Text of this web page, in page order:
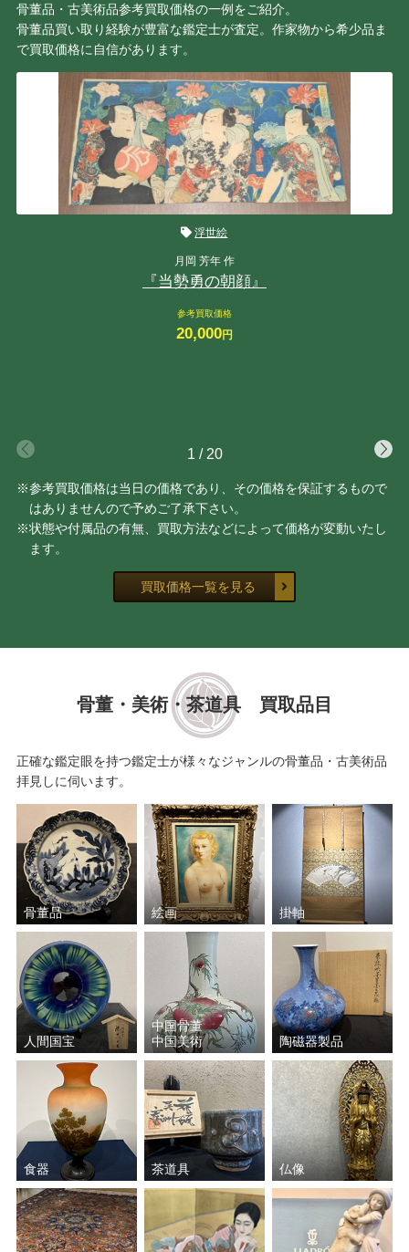
骨董品・古美術品参考買取価格の一例をご紹介。
骨董品買い取り経験が豊富な鑑定士が査定。作家物から希少品ま
で買取価格に自信があります。
浮世絵
月岡 芳年 作
『当勢勇の朝顔』
参考買取価格
20,000円
1 / 20
※参考買取価格は当日の価格であり、その価格を保証するもので
はありませんので予めご了承下さい。
※状態や付属品の有無、買取方法などによって価格が変動いたし
ます。
買取価格一覧を見る
骨董・美術・茶道具 買取品目
正確な鑑定眼を持つ鑑定士が様々なジャンルの骨董品・古美術品
拝見しに伺います。
骨董品 絵画 掛軸
人間国宝
中国骨董
中国美術
陶磁器製品
食器 茶道具 仏像